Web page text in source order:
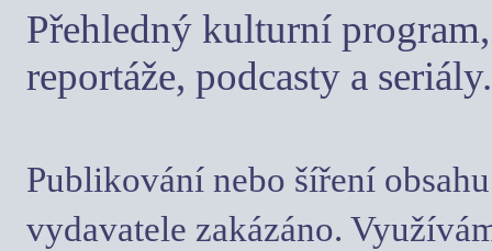
Přehledný kulturní
reportáže, podcasty a seriály.
Publikování nebo šíření
vydavatele zakázáno.